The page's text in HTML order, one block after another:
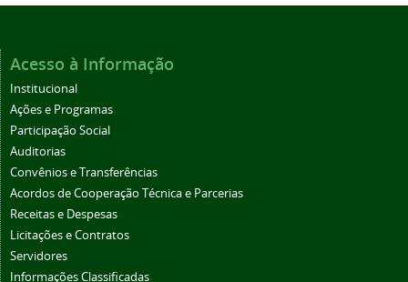
Acesso à Informação
Institucional
Ações e Programas
Participação Social
Auditorias
Convênios e Transferências
Acordos de Cooperação Técnica e Parcerias
Receitas e Despesas
Licitações e Contratos
Servidores
Informações Classificadas